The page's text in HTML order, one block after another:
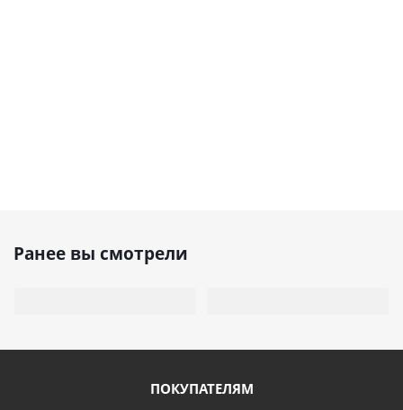
Ранее вы смотрели
ПОКУПАТЕЛЯМ